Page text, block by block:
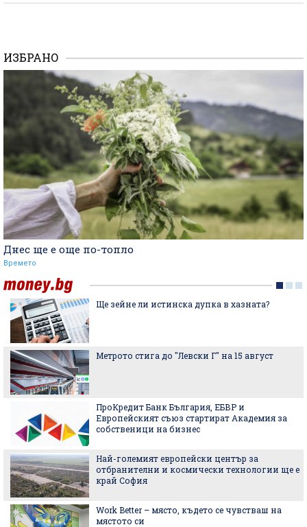
ИЗБРАНО
Днес ще е още по-топло
Времето
Ще зейне ли истинска дупка в хазната?
Метрото стига до "Левски Г" на 15 август
ПроКредит Банк България, ЕБВР и
Европейският съюз стартират Академия за
собственици на бизнес
Най-големият европейски център за
отбранителни и космически технологии ще е
край София
Work Better – място, където се чувстваш на
мястото си